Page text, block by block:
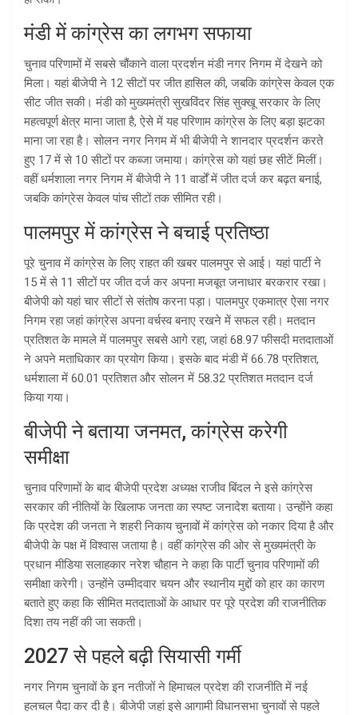
मंडी में कांग्रेस का लगभग सफाया
चुनाव परिणामों में सबसे चौंकाने वाला प्रदर्शन मंडी नगर निगम में देखने को
मिला। यहां बीजेपी ने 12 सीटों पर जीत हासिल की, जबकि कांग्रेस केवल एक
सीट जीत सकी। मंडी को मुख्यमंत्री सुखविंदर सिंह सुक्खू सरकार के लिए
महत्वपूर्ण क्षेत्र माना जाता है, ऐसे में यह परिणाम कांग्रेस के लिए बड़ा झटका
माना जा रहा है। सोलन नगर निगम में भी बीजेपी ने शानदार प्रदर्शन करते
हुए 17 में से 10 सीटों पर कब्जा जमाया। कांग्रेस को यहां छह सीटें मिलीं।
वहीं धर्मशाला नगर निगम में बीजेपी ने 11 वार्डों में जीत दर्ज कर बढ़त बनाई,
जबकि कांग्रेस केवल पांच सीटों तक सीमित रही।
पालमपुर में कांग्रेस ने बचाई प्रतिष्ठा
पूरे चुनाव में कांग्रेस के लिए राहत की खबर पालमपुर से आई। यहां पार्टी ने
15 में से 11 सीटों पर जीत दर्ज कर अपना मजबूत जनाधार बरकरार रखा।
बीजेपी को यहां चार सीटों से संतोष करना पड़ा। पालमपुर एकमात्र ऐसा नगर
निगम रहा जहां कांग्रेस अपना वर्चस्व बनाए रखने में सफल रही। मतदान
प्रतिशत के मामले में पालमपुर सबसे आगे रहा, जहां 68.97 फीसदी मतदाताओं
ने अपने मताधिकार का प्रयोग किया। इसके बाद मंडी में 66.78 प्रतिशत,
धर्मशाला में 60.01 प्रतिशत और सोलन में 58.32 प्रतिशत मतदान दर्ज
किया गया।
बीजेपी ने बताया जनमत, कांग्रेस करेगी
समीक्षा
चुनाव परिणामों के बाद बीजेपी प्रदेश अध्यक्ष राजीव बिंदल ने इसे कांग्रेस
सरकार की नीतियों के खिलाफ जनता का स्पष्ट जनादेश बताया। उन्होंने कहा
कि प्रदेश की जनता ने शहरी निकाय चुनावों में कांग्रेस को नकार दिया है और
बीजेपी के पक्ष में विश्वास जताया है। वहीं कांग्रेस की ओर से मुख्यमंत्री के
प्रधान मीडिया सलाहकार नरेश चौहान ने कहा कि पार्टी चुनाव परिणामों की
समीक्षा करेगी। उन्होंने उम्मीदवार चयन और स्थानीय मुद्दों को हार का कारण
बताते हुए कहा कि सीमित मतदाताओं के आधार पर पूरे प्रदेश की राजनीतिक
दिशा तय नहीं की जा सकती।
2027 से पहले बढ़ी सियासी गर्मी
नगर निगम चुनावों के इन नतीजों ने हिमाचल प्रदेश की राजनीति में नई
हलचल पैदा कर दी है। बीजेपी जहां इसे आगामी विधानसभा चुनावों से पहले